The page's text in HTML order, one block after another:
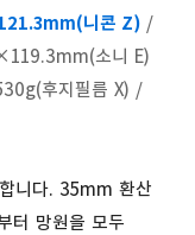
니콘 Z) /
(소니 E)
후지필름 X) /
니다. 35mm 환산
터 망원을 모두